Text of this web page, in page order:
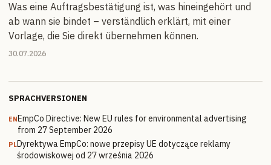
Was eine Auftragsbestätigung ist, was hineingehört und
ab wann sie bindet – verständlich erklärt, mit einer
Vorlage, die Sie direkt übernehmen können.
30.07.2026
SPRACHVERSIONEN
ENEmpCo Directive: New EU rules for environmental advertising
from 27 September 2026
PLDyrektywa EmpCo: nowe przepisy UE dotyczące reklamy
środowiskowej od 27 września 2026